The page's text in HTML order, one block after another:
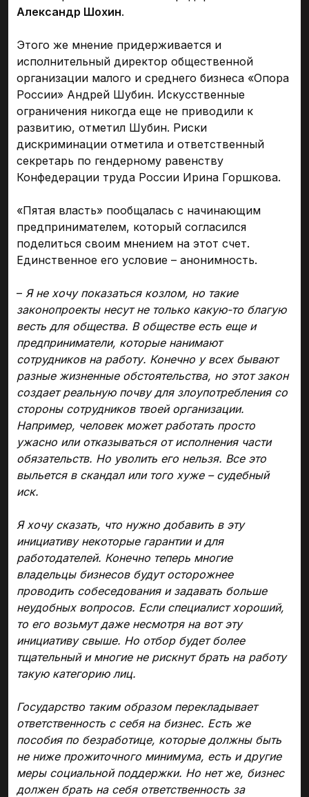
Александр Шохин.
Этого же мнение придерживается и
исполнительный директор общественной
организации малого и среднего бизнеса «Опора
России» Андрей Шубин. Искусственные
ограничения никогда еще не приводили к
развитию, отметил Шубин. Риски
дискриминации отметила и ответственный
секретарь по гендерному равенству
Конфедерации труда России Ирина Горшкова.
«Пятая власть» пообщалась с начинающим
предпринимателем, который согласился
поделиться своим мнением на этот счет.
Единственное его условие – анонимность.
– Я не хочу показаться козлом, но такие
законопроекты несут не только какую-то благую
весть для общества. В обществе есть еще и
предприниматели, которые нанимают
сотрудников на работу. Конечно у всех бывают
разные жизненные обстоятельства, но этот закон
создает реальную почву для злоупотребления со
стороны сотрудников твоей организации.
Например, человек может работать просто
ужасно или отказываться от исполнения части
обязательств. Но уволить его нельзя. Все это
выльется в скандал или того хуже – судебный
иск.
Я хочу сказать, что нужно добавить в эту
инициативу некоторые гарантии и для
работодателей. Конечно теперь многие
владельцы бизнесов будут осторожнее
проводить собеседования и задавать больше
неудобных вопросов. Если специалист хороший,
то его возьмут даже несмотря на вот эту
инициативу свыше. Но отбор будет более
тщательный и многие не рискнут брать на работу
такую категорию лиц.
Государство таким образом перекладывает
ответственность с себя на бизнес. Есть же
пособия по безработице, которые должны быть
не ниже прожиточного минимума, есть и другие
меры социальной поддержки. Но нет же, бизнес
должен брать на себя ответственность за